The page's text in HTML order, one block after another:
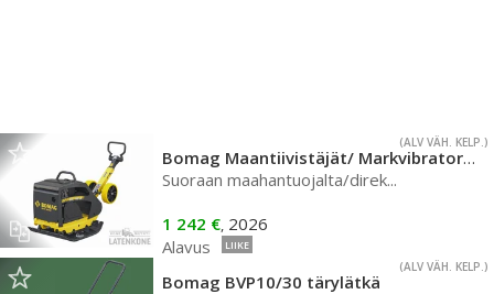
(ALV VÄH. KELP.)
Bomag Maantiivistäjät/ Markvibratorer´
Suoraan maahantuojalta/direk...
1 242 €, 2026
Alavus
LIIKE
(ALV VÄH. KELP.)
Bomag BVP10/30 tärylätkä